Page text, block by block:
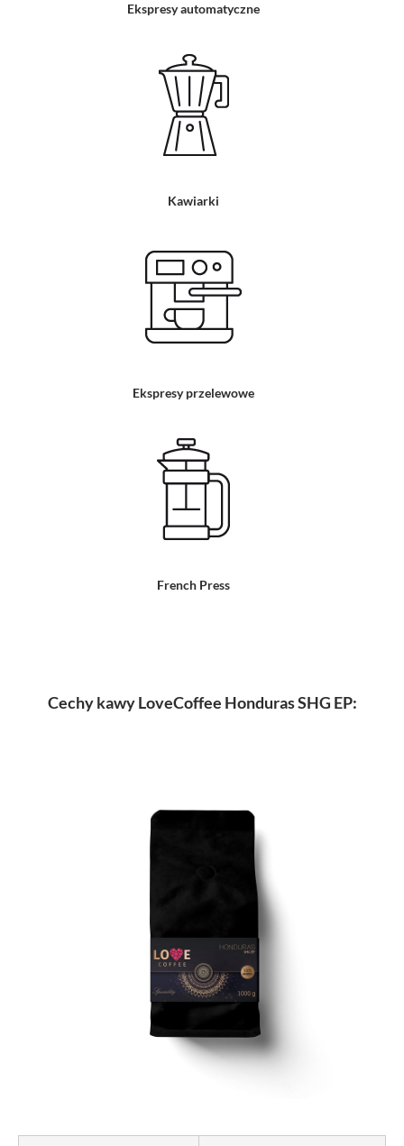
Ekspresy automatyczne
Kawiarki
Ekspresy przelewowe
French Press
Cechy kawy LoveCoffee Honduras SHG EP: